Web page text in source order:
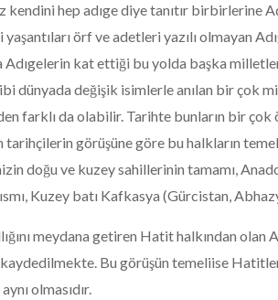
kendini hep adıge diye tanıtır birbirlerine
örf ve adetleri yazılı olmayan
Adıgelerin kat ettiği bu yolda başka
dünyada değişik isimlerle anılan bir çok
farklı da olabilir. Tarihte bunların bir çok
tarihçilerin görüşüne göre bu halkların
doğu ve kuzey sahillerinin tamamı,
Kuzey batı Kafkasya (Gürcistan,
meydana getiren Hatit halkından olan
Bu görüşün temeliise
olmasıdır.